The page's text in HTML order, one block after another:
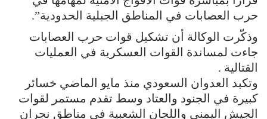
حرب العصابات في المناطق الجبلية الحدودية”.
وذكّرت الوكالة أن تشكيل قوات حرب العصابات
جاءت لمساندة القوات العسكرية في العمليات
القتالية .
وتكبد العدوان السعودي منذ مايو الماضي خسائر
كبيرة في الجنود والعتاد وسط تقدم مستمر لقوات
الجيش اليمني واللجان الشعبية في مناطق نجران